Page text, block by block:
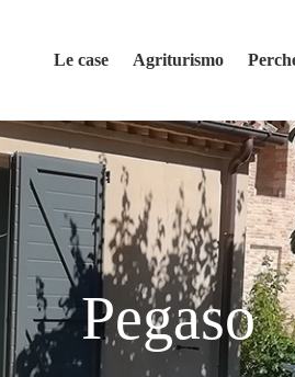
Le case Agriturismo
Pegaso